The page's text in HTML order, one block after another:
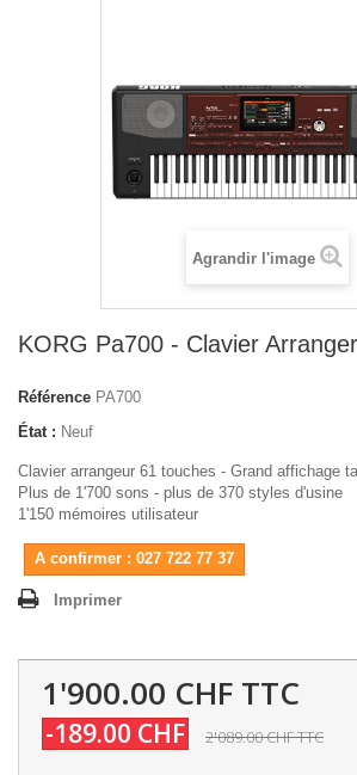
Agrandir l'image
KORG Pa700 - Clavier Arranger
Référence PA700
État : Neuf
Clavier arrangeur 61 touches - Grand affichage
Plus de 1'700 sons - plus de 370 styles d'usine
1'150 mémoires utilisateur
A confirmer : 027 722 77 37
Imprimer
1'900.00 CHF TTC
-189.00 CHF 2'089.00 CHFTTC